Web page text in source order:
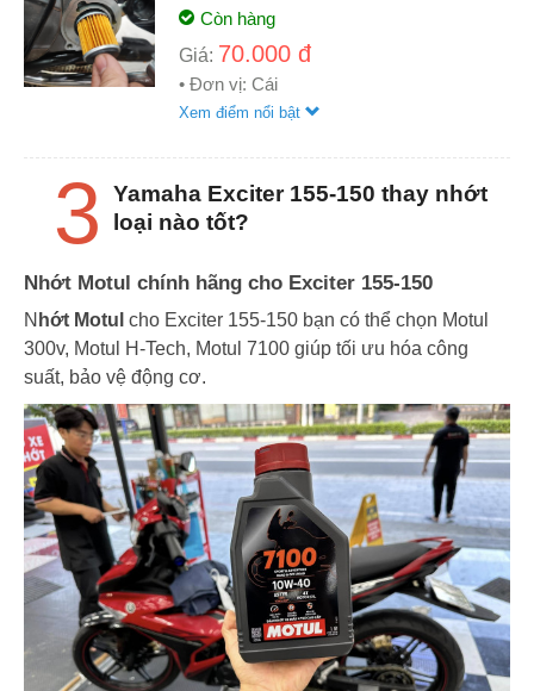
Còn hàng
Giá: 70.000 đ
• Đơn vị: Cái
Xem điểm nổi bật
3
Yamaha Exciter 155-150 thay nhớt
loại nào tốt?
Nhớt Motul chính hãng cho Exciter 155-150
N hớt Motul cho Exciter 155-150 bạn có thể chọn Motul
300v, Motul H-Tech, Motul 7100 giúp tối ưu hóa công
suất, bảo vệ động cơ.